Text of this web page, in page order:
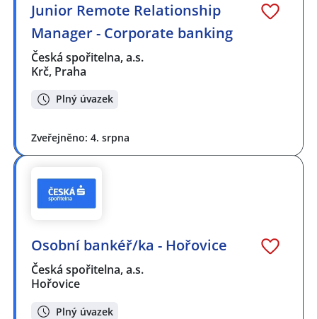
Junior Remote Relationship
Manager - Corporate banking
Česká spořitelna, a.s.
Krč, Praha
Plný úvazek
Zveřejněno: 4. srpna
Osobní bankéř/ka - Hořovice
Česká spořitelna, a.s.
Hořovice
Plný úvazek